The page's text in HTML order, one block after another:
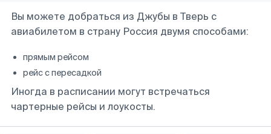
Вы можете добраться из Джубы в Тверь с
авиабилетом в страну Россия двумя способами:
прямым рейсом
рейс с пересадкой
Иногда в расписании могут встречаться
чартерные рейсы и лоукосты.